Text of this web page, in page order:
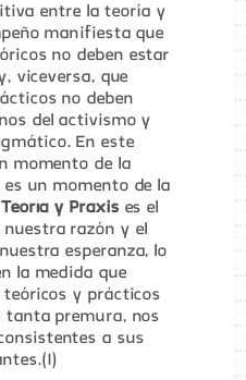
entre la teoría y
manifiesta que
no deben estar
viceversa, que
no deben
del activismo y
En este
momento de la
un momento de la
Teoría y Praxis es el
razón y el
esperanza, lo
la medida que
y prácticos
tanta premura, nos
a sus